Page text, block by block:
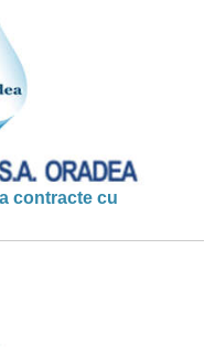
contracte cu